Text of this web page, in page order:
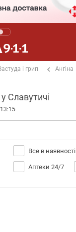
і грип Ангіна
Славутичі
Все в наявності
Аптеки 24/7